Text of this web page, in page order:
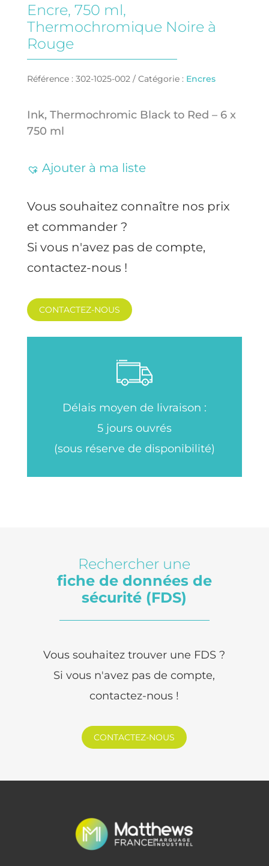
Encre, 750 ml,
Thermochromique Noire à
Rouge
Référence : 302-1025-002 Catégorie : Encres
Ink, Thermochromic Black to Red – 6 x
750 ml
Ajouter à ma liste
Vous souhaitez connaître nos prix
et commander ?
Si vous n'avez pas de compte,
contactez-nous !
CONTACTEZ-NOUS
Délais moyen de livraison :
5 jours ouvrés
(sous réserve de disponibilité)
Rechercher une
fiche de données de
sécurité (FDS)
Vous souhaitez trouver une FDS ?
Si vous n'avez pas de compte,
contactez-nous !
CONTACTEZ-NOUS